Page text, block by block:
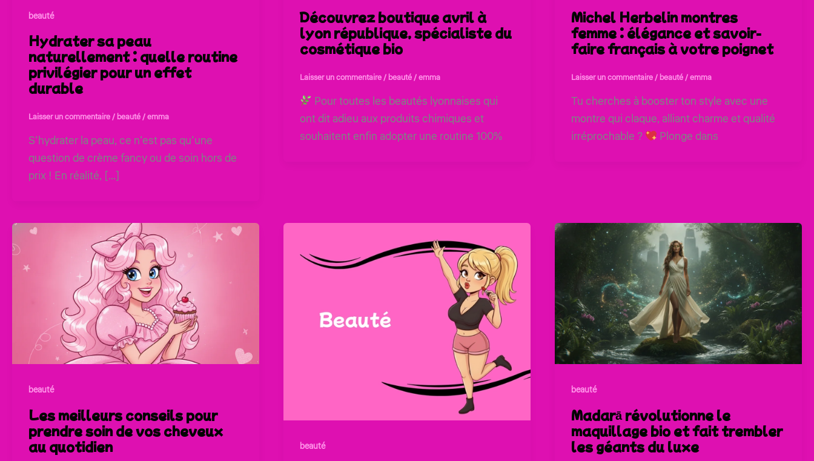
beauté
Hydrater sa peau
naturellement : quelle routine
privilégier pour un effet
durable
Laisser un commentaire/beauté/emma
S’hydrater la peau, ce n’est pas qu’une
question de crème fancy ou de soin hors de
prix ! En réalité, […]
Découvrez boutique avril à
lyon république, spécialiste du
cosmétique bio
Laisser un commentaire/beauté/emma
Pour toutes les beautés lyonnaises qui
ont dit adieu aux produits chimiques et
souhaitent enfin adopter une routine 100%
Michel Herbelin montres
femme : élégance et savoir-
faire français à votre poignet
Laisser un commentaire/beauté/emma
Tu cherches à booster ton style avec une
montre qui claque, alliant charme et qualité
irréprochable ?
Plonge dans
beauté
Les meilleurs conseils pour
prendre soin de vos cheveux
au quotidien
beauté
beauté
Madarā révolutionne le
maquillage bio et fait trembler
les géants du luxe